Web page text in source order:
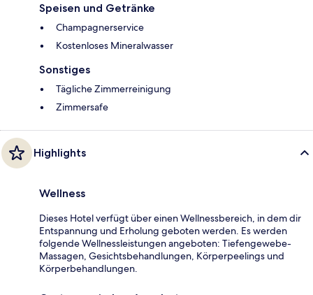
Speisen und Getränke
Champagnerservice
Kostenloses Mineralwasser
Sonstiges
Tägliche Zimmerreinigung
Zimmersafe
Highlights
Wellness
Dieses Hotel verfügt über einen Wellnessbereich, in dem dir
Entspannung und Erholung geboten werden. Es werden
folgende Wellnessleistungen angeboten: Tiefengewebe-
Massagen, Gesichtsbehandlungen, Körperpeelings und
Körperbehandlungen.